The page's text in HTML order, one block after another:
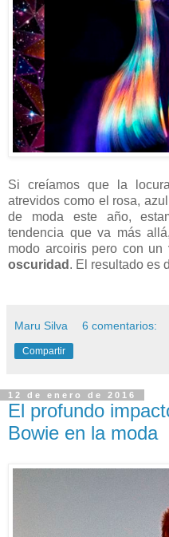
Si creíamos que la
atrevidos como el rosa,
de moda este año,
tendencia que va más
modo arcoiris pero con un
oscuridad . El resultado es
Maru Silva 6 comentarios:
Compartir
12 de enero de 2016
El profundo
Bowie en la moda